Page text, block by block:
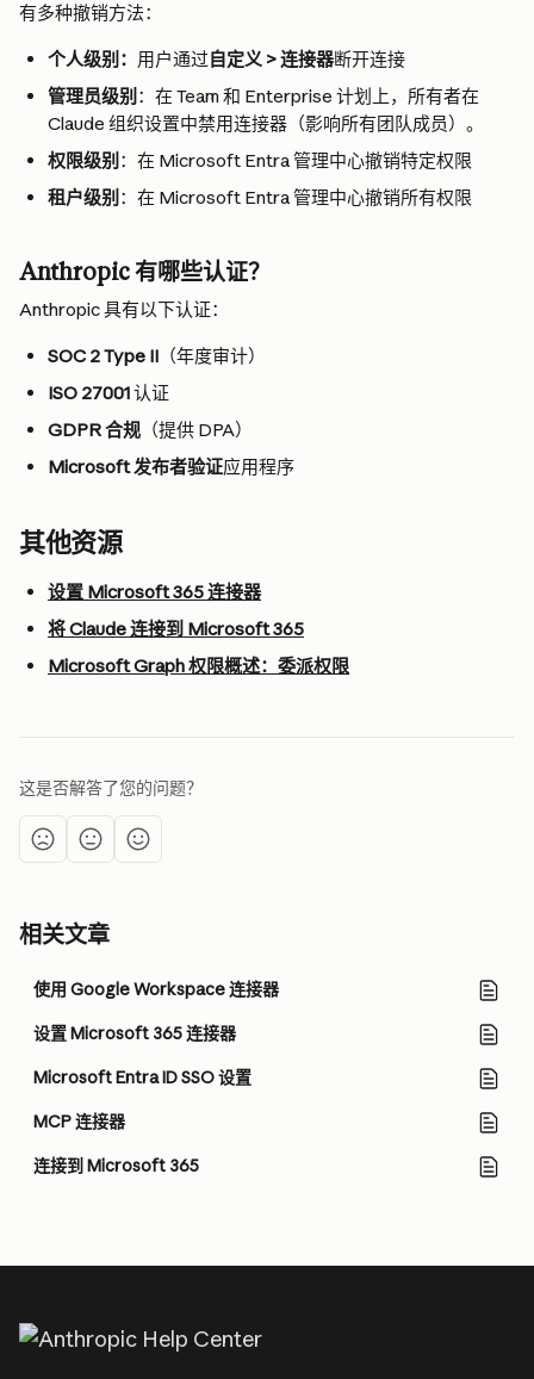
有多种撤销方法：
个人级别： 用户通过自定义 > 连接器断开连接
管理员级别 ：在 Team 和 Enterprise 计划上，所有者在
Claude 组织设置中禁用连接器（影响所有团队成员）。
权限级别 ：在 Microsoft Entra 管理中心撤销特定权限
租户级别 ：在 Microsoft Entra 管理中心撤销所有权限
Anthropic 有哪些认证？
Anthropic 具有以下认证：
SOC 2 Type II （年度审计）
ISO 27001 认证
GDPR 合规 （提供 DPA）
Microsoft 发布者验证应用程序
其他资源
设置 Microsoft 365 连接器
将 Claude 连接到 Microsoft 365
Microsoft Graph 权限概述：委派权限
这是否解答了您的问题？
相关文章
使用 Google Workspace 连接器
设置 Microsoft 365 连接器
Microsoft Entra ID SSO 设置
MCP 连接器
连接到 Microsoft 365